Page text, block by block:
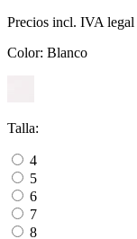
Precios incl. IVA legal
Color: Blanco
Talla:
4
5
6
7
8